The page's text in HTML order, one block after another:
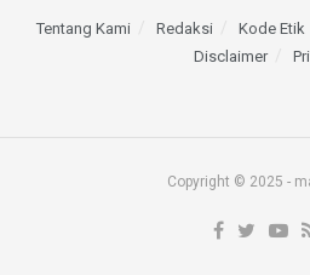
Tentang Kami Redaksi Kode Etik
Disclaimer
Copyright © 2025 -